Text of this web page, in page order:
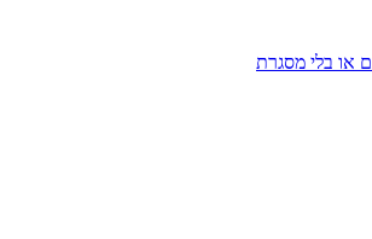
או בלי מסגרת